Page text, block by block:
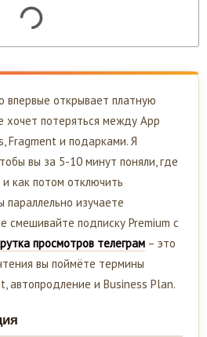
впервые открывает платную
хочет потеряться между App
Fragment и подарками. Я
вы за 5-10 минут поняли, где
как потом отключить
параллельно изучаете
смешивайте подписку Premium с
просмотров телеграм – это
вы поймёте термины
автопродление и Business Plan.